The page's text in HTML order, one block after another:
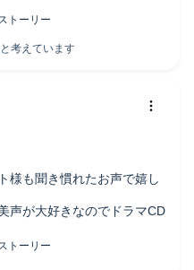
の一新。新たな豪華声優た
さん、森川智之さんといっ
作の魅力のひとつ。書籍や
、目を閉じれば自分も貴族
な場面からコミカルなやり
然に伝わってきます。
ら入った方にもおすすめで
新たな表情を“耳で読む”と
様も聞き慣れたお声で嬉し
声が大好きなのでドラマCD